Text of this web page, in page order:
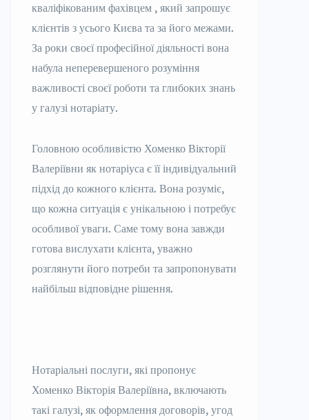
кваліфікованим фахівцем , який запрошує
клієнтів з усього Києва та за його межами.
За роки своєї професійної діяльності вона
набула неперевершеного розуміння
важливості своєї роботи та глибоких знань
у галузі нотаріату.
Головною особливістю Хоменко Вікторії
Валеріївни як нотаріуса є її індивідуальний
підхід до кожного клієнта. Вона розуміє,
що кожна ситуація є унікальною і потребує
особливої ​​уваги. Саме тому вона завжди
готова вислухати клієнта, уважно
розглянути його потреби та запропонувати
найбільш відповідне рішення.
Нотаріальні послуги, які пропонує
Хоменко Вікторія Валеріївна, включають
такі галузі, як оформлення договорів, угод